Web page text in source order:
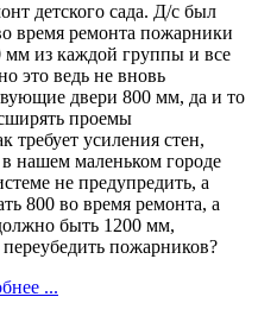
детского сада. Д/с был
время ремонта пожарники
мм из каждой группы и все
это ведь не вновь
двери 800 мм, да и то
проемы
требует усиления стен,
нашем маленьком городе
не предупредить, а
800 во время ремонта, а
быть 1200 мм,
пожарников?
...